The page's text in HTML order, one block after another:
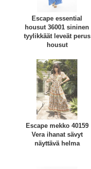
Escape essential
housut 36001 sininen
tyylikkäät leveät perus
housut
Escape mekko 40159
Vera ihanat sävyt
näyttävä helma